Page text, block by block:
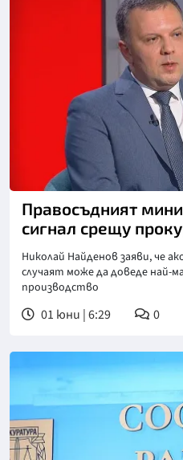
Снимка: БНТ
Правосъдният
сигнал срещу
Николай Найденов заяви, че
случаят може да доведе най-
производство
01 юни | 6:29 0